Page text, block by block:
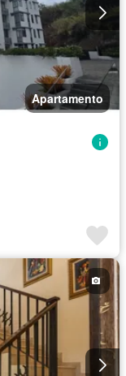
Apartamento